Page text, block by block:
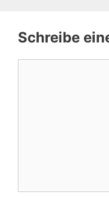
Schreibe